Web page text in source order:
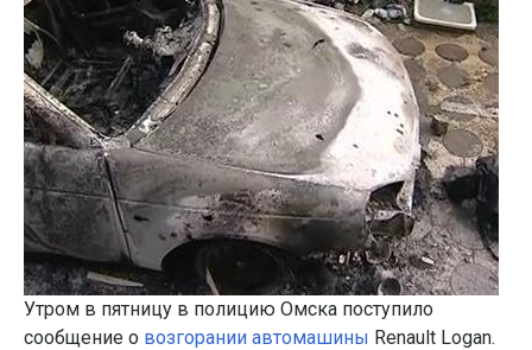
Утром в пятницу в полицию Омска поступило
сообщение о возгорании автомашины Renault Logan.